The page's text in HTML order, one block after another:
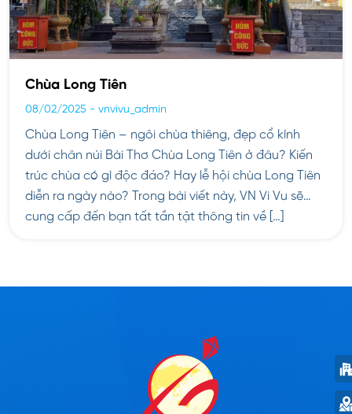
Chùa Long Tiên
08/02/2025 - vnvivu_admin
Chùa Long Tiên – ngôi chùa thiêng, đẹp cổ kính
dưới chân núi Bài Thơ Chùa Long Tiên ở đâu? Kiến
trúc chùa có gì độc đáo? Hay lễ hội chùa Long Tiên
diễn ra ngày nào? Trong bài viết này, VN Vi Vu sẽ
cung cấp đến bạn tất tần tật thông tin về […]